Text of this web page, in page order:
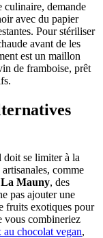
culinaire, demande
avec du papier
Pour stériliser
avant de les
est un maillon
de framboise, prêt
doit se limiter à la
comme
Mauny, des
pas ajouter une
fruits exotiques pour
vous combineriez
au chocolat vegan,